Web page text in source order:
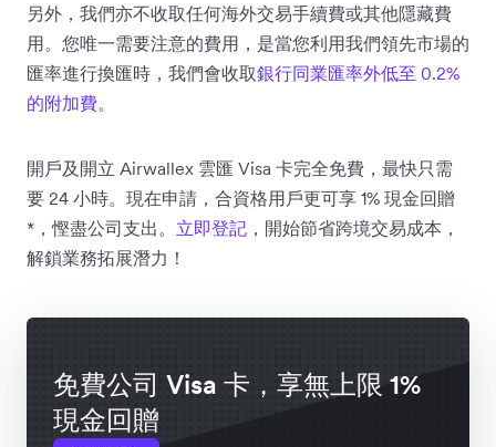
另外，我們亦不收取任何海外交易手續費或其他隱藏費
用。您唯一需要注意的費用，是當您利用我們領先市場的
匯率進行換匯時，我們會收取銀行同業匯率外低至 0.2%
的附加費。
開戶及開立 Airwallex 雲匯 Visa 卡完全免費，最快只需
要 24 小時。現在申請，合資格用戶更可享 1% 現金回贈
*，慳盡公司支出。 立即登記 ，開始節省跨境交易成本，
解鎖業務拓展潛力！
免費公司 Visa 卡，享無上限 1%
現金回贈